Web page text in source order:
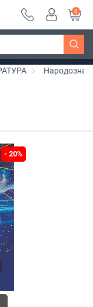
Дізнатись більше
0
- 20%